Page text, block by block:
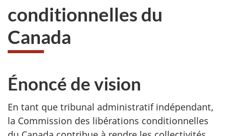
conditionnelles du
Canada
Énoncé de vision
En tant que tribunal administratif indépendant,
la Commission des libérations conditionnelles